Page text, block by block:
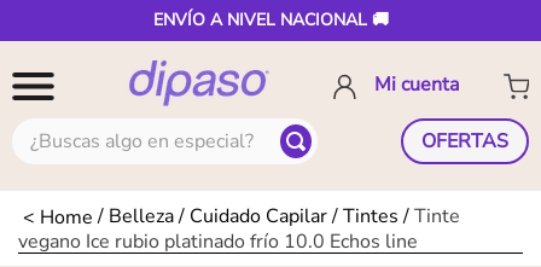
ENVÍO A NIVEL NACIONAL 🚚
¿Buscas algo en especial? OFERTAS
Belleza Cuidado Capilar Tintes
Tinte
vegano Ice rubio platinado frío 10.0 Echos line